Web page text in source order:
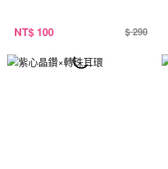
NT$ 100 $ 290